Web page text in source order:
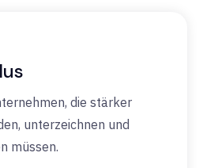
die stärker
unterzeichnen und
müssen.